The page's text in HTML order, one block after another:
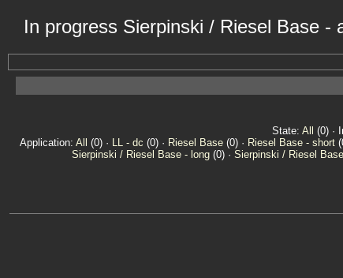
In progress Sierpinski / Riesel Base -
State: All (0) ·
Application: All (0) · LL - dc (0) · Riesel Base(0) · Riesel Base - short
Sierpinski / Riesel Base - long(0) · Sierpinski / Riesel